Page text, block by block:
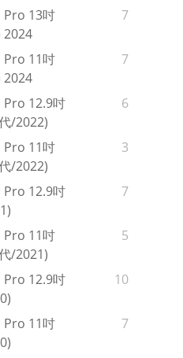
Pro 13吋
2024
7
Pro 11吋
2024
7
Pro 12.9吋
/2022)
6
Pro 11吋
/2022)
3
Pro 12.9吋
7
Pro 11吋
/2021)
5
Pro 12.9吋
10
Pro 11吋
7